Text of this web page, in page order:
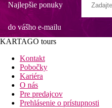
Najlepšie ponuky
do vášho e-mailu
KARTAGO tours
Kontakt
Pobočky
Kariéra
O nás
Pre predajcov
Prehlásenie o prístupnosti